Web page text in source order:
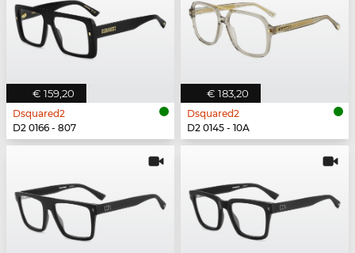
€ 159,20
Dsquared2
D2 0166 - 807
€ 183,20
Dsquared2
D2 0145 - 10A